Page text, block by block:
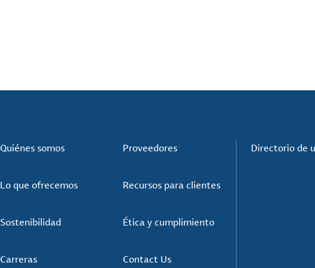
Quiénes somos
Lo que ofrecemos
Sostenibilidad
Carreras
Proveedores
Recursos para clientes
Ética y cumplimiento
Contact Us
Directorio de